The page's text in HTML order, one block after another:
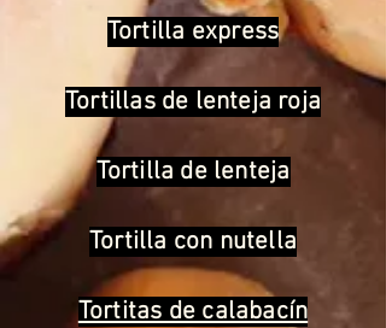
Tortilla express
Tortillas de lenteja roja
Tortilla de lenteja
Tortilla con nutella
Tortitas de calabacín